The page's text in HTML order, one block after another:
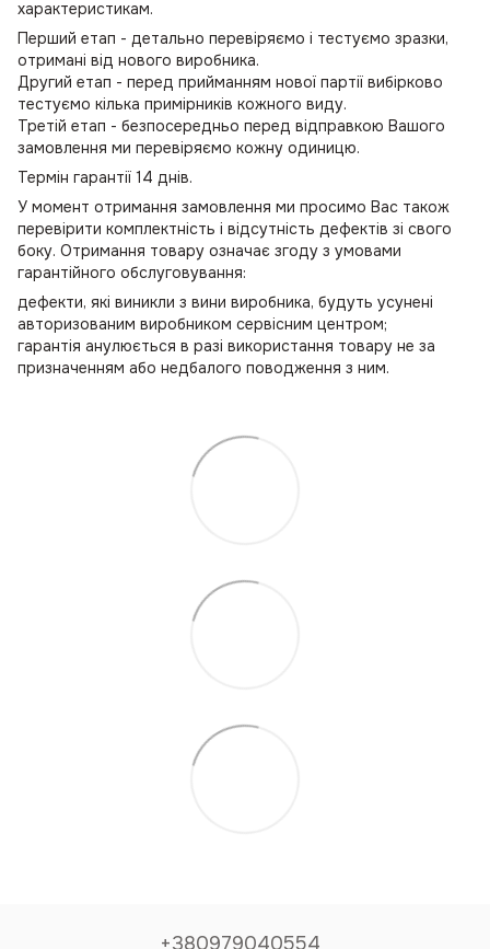
характеристикам.
Перший етап - детально перевіряємо і тестуємо зразки,
отримані від нового виробника.
Другий етап - перед прийманням нової партії вибірково
тестуємо кілька примірників кожного виду.
Третій етап - безпосередньо перед відправкою Вашого
замовлення ми перевіряємо кожну одиницю.
Термін гарантії 14 днів.
У момент отримання замовлення ми просимо Вас також
перевірити комплектність і відсутність дефектів зі свого
боку. Отримання товару означає згоду з умовами
гарантійного обслуговування:
дефекти, які виникли з вини виробника, будуть усунені
авторизованим виробником сервісним центром;
гарантія анулюється в разі використання товару не за
призначенням або недбалого поводження з ним.
+380979040554